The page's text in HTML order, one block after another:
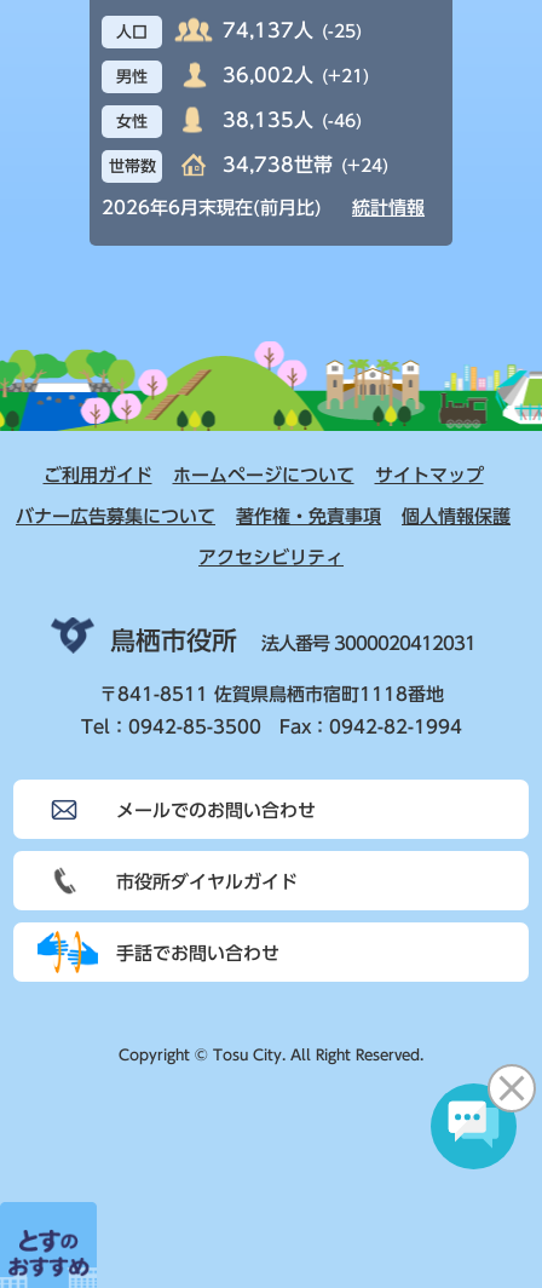
人口 74,137人 (-25)
男性 36,002人 (+21)
女性 38,135人 (-46)
世帯数 34,738世帯 (+24)
2026年6月末現在(前月比) 統計情報
ご利用ガイド ホームページについて サイトマップ
バナー広告募集について 著作権・免責事項 個人情報保護
アクセシビリティ
鳥栖市役所 法人番号 3000020412031
〒841-8511 佐賀県鳥栖市宿町1118番地
Tel：0942-85-3500 Fax：0942-82-1994
メールでのお問い合わせ
市役所ダイヤルガイド
手話でお問い合わせ
Copyright © Tosu City. All Right Reserved.